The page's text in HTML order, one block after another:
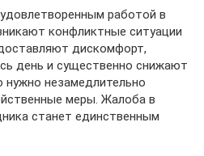
работой в
конфликтные ситуации
дискомфорт,
день и существенно снижают
незамедлительно
меры. Жалоба в
станет единственным